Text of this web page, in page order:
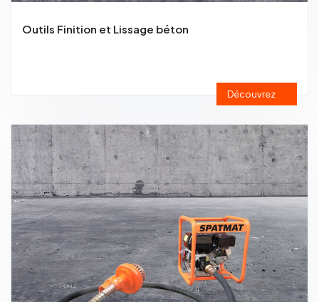
Outils Finition et Lissage béton
Découvrez